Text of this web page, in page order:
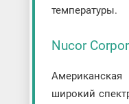
температуры.
Nucor
Американская
широкий